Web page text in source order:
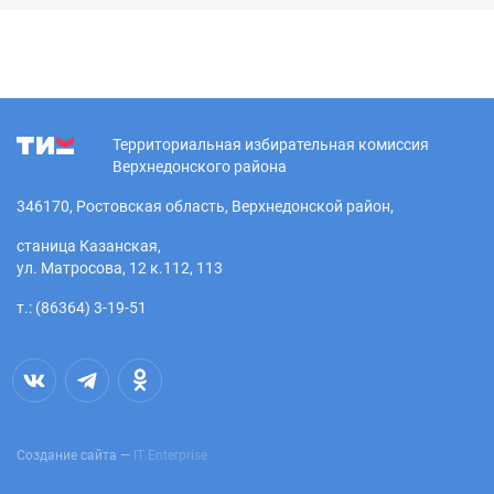
Территориальная избирательная комиссия
Верхнедонского района
346170, Ростовская область, Верхнедонской район,
станица Казанская,
ул. Матросова, 12 к.112, 113
т.: (86364) 3-19-51
Создание сайта — IT Enterprise